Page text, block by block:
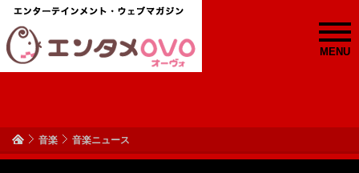
MENU
音楽 音楽ニュース